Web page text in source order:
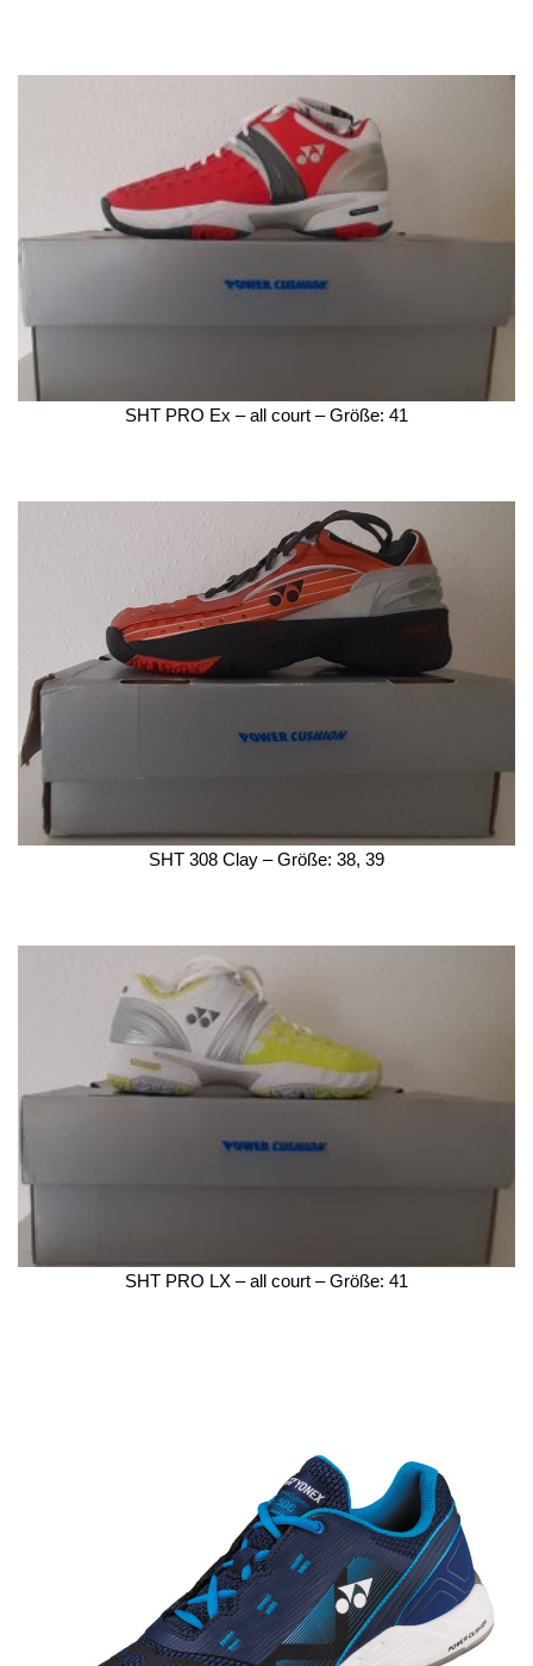
SHT PRO Ex – all court – Größe: 41
SHT 308 Clay – Größe: 38, 39
SHT PRO LX – all court – Größe: 41